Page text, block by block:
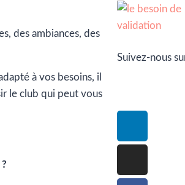
des ambiances, des
à vos besoins, il
le club qui peut vous
Suivez-nous